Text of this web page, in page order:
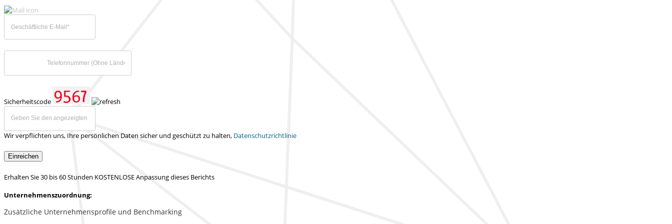
Sicherheitscode
Wir verpflichten uns, Ihre persönlichen Daten sicher und geschützt zu halten, Datenschutzrichtlinie
Einreichen
Erhalten Sie 30 bis 60 Stunden KOSTENLOSE Anpassung dieses Berichts
Unternehmenszuordnung:
Zusätzliche Unternehmensprofile und Benchmarking